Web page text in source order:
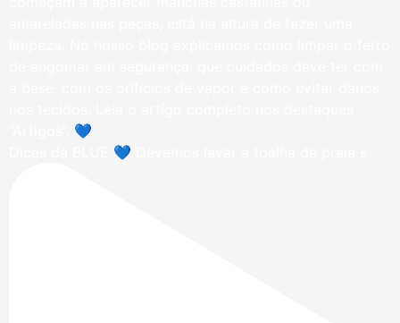
Dicas da BLUE 💙 Devemos lavar a toalha de praia s